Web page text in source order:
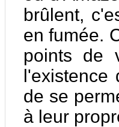
brûlent,
en fumée.
points de
l'existence
de se
à leur